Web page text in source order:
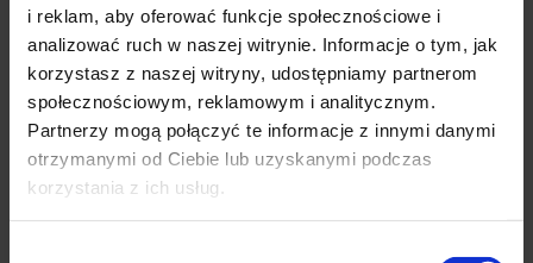
i reklam, aby oferować funkcje społecznościowe i
analizować ruch w naszej witrynie. Informacje o tym, jak
korzystasz z naszej witryny, udostępniamy partnerom
społecznościowym, reklamowym i analitycznym.
Partnerzy mogą połączyć te informacje z innymi danymi
otrzymanymi od Ciebie lub uzyskanymi podczas
korzystania z ich usług.
AZ Sint-Jan Hospital Brugge
Sheba Medical Center Tel Aviv
The Sefton Suite Hospital Liverpool
Opinie